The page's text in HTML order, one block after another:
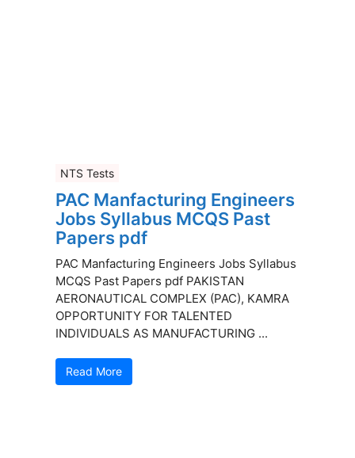
NTS Tests
PAC Manfacturing Engineers
Jobs Syllabus MCQS Past
Papers pdf
PAC Manfacturing Engineers Jobs Syllabus
MCQS Past Papers pdf PAKISTAN
AERONAUTICAL COMPLEX (PAC), KAMRA
OPPORTUNITY FOR TALENTED
INDIVIDUALS AS MANUFACTURING ...
Read More